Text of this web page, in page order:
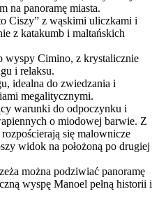
na panoramę miasta.
Ciszy” z wąskimi uliczkami i
z katakumb i maltańskich
wyspy Cimino, z krystalicznie
i relaksu.
idealna do zwiedzania i
megalitycznymi.
warunki do odpoczynku i
o miodowej barwie. Z
się malownicze
widok na położoną po drugiej
można podziwiać panoramę
wyspę Manoel pełną historii i